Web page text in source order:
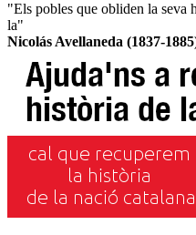
"Els pobles que obliden la seva
la"
Nicolás Avellaneda (1837-